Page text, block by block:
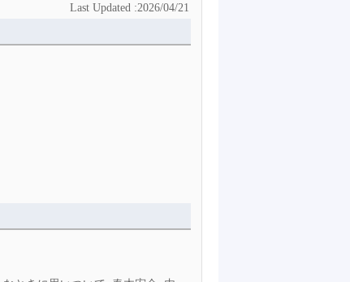
Last Updated :2026/04/21